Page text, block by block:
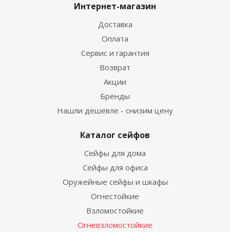
Интернет-магазин
Доставка
Оплата
Сервис и гарантия
Возврат
Акции
Бренды
Нашли дешевле - снизим цену
Каталог сейфов
Сейфы для дома
Сейфы для офиса
Оружейные сейфы и шкафы
Огнестойкие
Взломостойкие
Огневзломостойкие